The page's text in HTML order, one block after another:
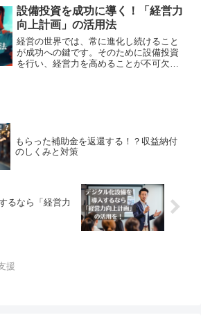
り、通帳と印鑑を持って銀行の窓口に足
を運ぶのが当たり前の光景でし...
設備投資を成功に導く！「経営力
向上計画」の活用法
経営の世界では、常に進化し続けること
が成功への鍵です。そのために設備投資
を行い、経営力を高めることが不可欠で
もらった補助金を返還する！？収益納付
のしくみと対策
るなら「経営力
援